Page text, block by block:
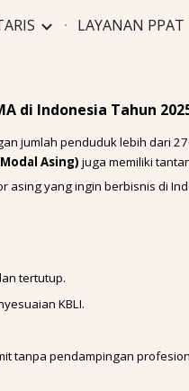
Skip to
LAYANAN PPAT
di Indonesia Tahun
jumlah penduduk lebih dari
Asing) juga memiliki
asing yang ingin berbisnis di
tertutup.
KBLI.
tanpa pendampingan